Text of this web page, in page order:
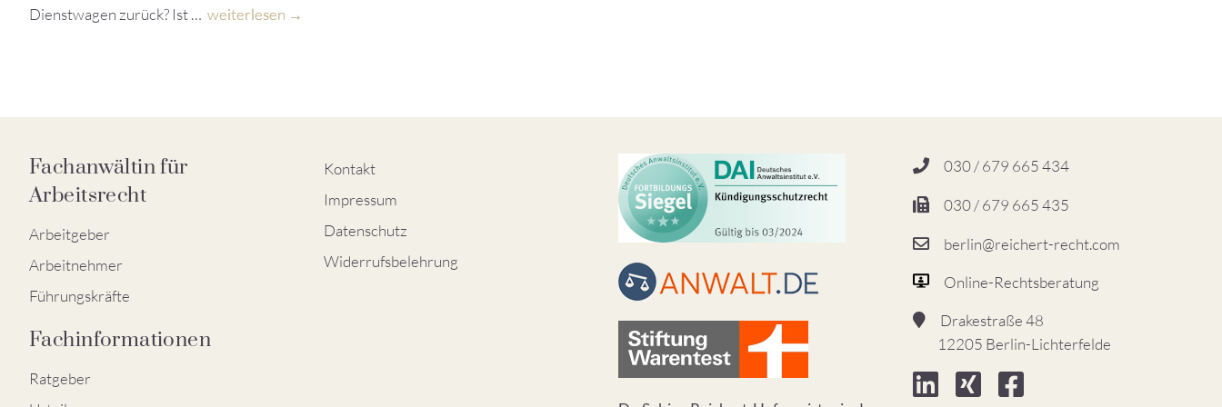
Dienstwagen zurück? Ist … weiterlesen
Fachanwältin für
Arbeitsrecht
Arbeitgeber
Arbeitnehmer
Führungskräfte
Fachinformationen
Ratgeber
Kontakt
Impressum
Datenschutz
Widerrufsbelehrung
030 / 679 665 434
030 / 679 665 435
berlin@reichert-recht.com
Online-Rechtsberatung
Drakestraße 48
12205 Berlin-Lichterfelde